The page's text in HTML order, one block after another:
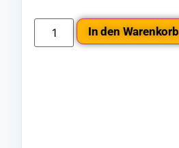
In den Warenkorb